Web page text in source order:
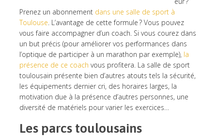
Prenez un abonnement dans une salle de sport à
Toulouse . L’avantage de cette formule ? Vous pouvez
vous faire accompagner d’un coach. Si vous courez dans
un but précis (pour améliorer vos performances dans
l’optique de participer à un marathon par exemple), la
présence de ce coach vous profitera. La salle de sport
toulousain présente bien d’autres atouts tels la sécurité,
les équipements dernier cri, des horaires larges, la
motivation due à la présence d’autres personnes, une
diversité de matériels pour varier les exercices…
Les parcs toulousains